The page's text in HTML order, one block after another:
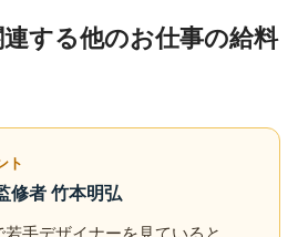
する他のお仕事の給料
ト
修者 竹本明弘